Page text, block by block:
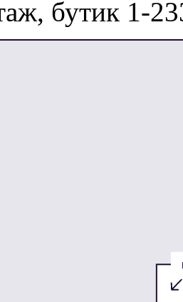
бутик 1-